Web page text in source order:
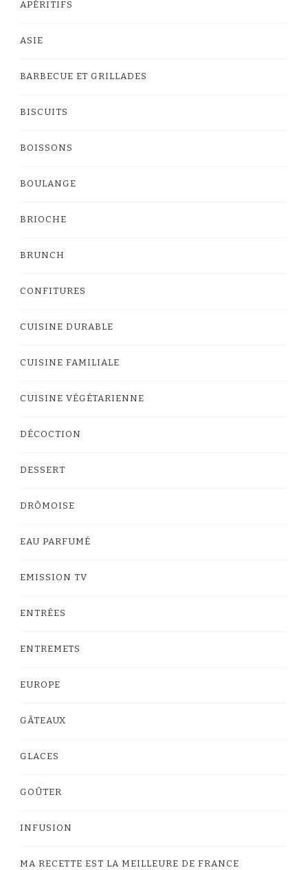
APÉRITIFS
ASIE
BARBECUE ET GRILLADES
BISCUITS
BOISSONS
BOULANGE
BRIOCHE
BRUNCH
CONFITURES
CUISINE DURABLE
CUISINE FAMILIALE
CUISINE VÉGÉTARIENNE
DÉCOCTION
DESSERT
DRÔMOISE
EAU PARFUMÉ
EMISSION TV
ENTRÉES
ENTREMETS
EUROPE
GÂTEAUX
GLACES
GOÛTER
INFUSION
MA RECETTE EST LA MEILLEURE DE FRANCE